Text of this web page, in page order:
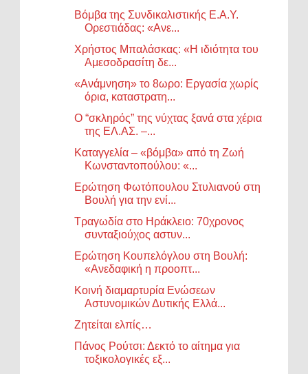
Βόμβα της Συνδικαλιστικής Ε.Α.Υ.
Ορεστιάδας: «Ανε...
Χρήστος Μπαλάσκας: «Η ιδιότητα του
Αμεσοδρασίτη δε...
«Ανάμνηση» το 8ωρο: Εργασία χωρίς
όρια, καταστρατη...
Ο “σκληρός” της νύχτας ξανά στα χέρια
της ΕΛ.ΑΣ. –...
Καταγγελία – «βόμβα» από τη Ζωή
Κωνσταντοπούλου: «...
Ερώτηση Φωτόπουλου Στυλιανού στη
Βουλή για την ενί...
Τραγωδία στο Ηράκλειο: 70χρονος
συνταξιούχος αστυν...
Ερώτηση Κουπελόγλου στη Βουλή:
«Ανεδαφική η προοπτ...
Κοινή διαμαρτυρία Ενώσεων
Αστυνομικών Δυτικής Ελλά...
Ζητείται ελπίς…
Πάνος Ρούτσι: Δεκτό το αίτημα για
τοξικολογικές εξ...